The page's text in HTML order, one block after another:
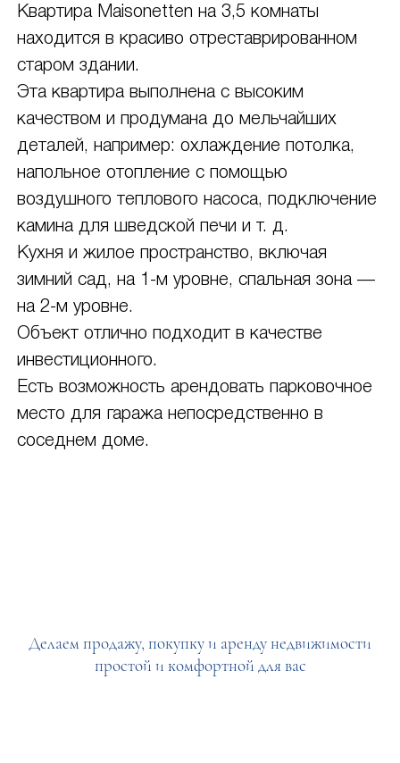
Квартира Maisonetten на 3,5 комнаты
находится в красиво отреставрированном
старом здании.
Эта квартира выполнена с высоким
качеством и продумана до мельчайших
деталей, например: охлаждение потолка,
напольное отопление с помощью
воздушного теплового насоса, подключение
камина для шведской печи и т. д.
Кухня и жилое пространство, включая
зимний сад, на 1-м уровне, спальная зона —
на 2-м уровне.
Объект отлично подходит в качестве
инвестиционного.
Есть возможность арендовать парковочное
место для гаража непосредственно в
соседнем доме.
Делаем продажу, покупку и аренду недвижимости
простой и комфортной для вас